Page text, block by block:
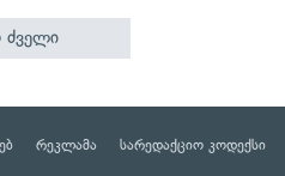
რეკლამა სარედაქციო კოდექსი